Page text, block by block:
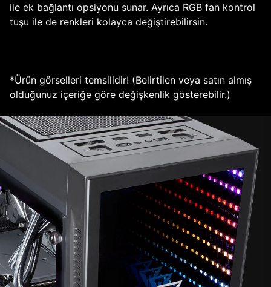
ile ek bağlantı opsiyonu sunar. Ayrıca RGB fan kontrol
tuşu ile de renkleri kolayca değiştirebilirsin.
*Ürün görselleri temsilidir! (Belirtilen veya satın almış
olduğunuz içeriğe göre değişkenlik gösterebilir.)